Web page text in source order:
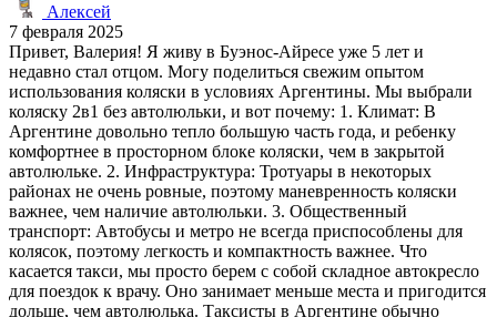
Алексей
7 февраля 2025
Привет, Валерия! Я живу в Буэнос-Айресе уже 5 лет и
недавно стал отцом. Могу поделиться свежим опытом
использования коляски в условиях Аргентины. Мы выбрали
коляску 2в1 без автолюльки, и вот почему: 1. Климат: В
Аргентине довольно тепло большую часть года, и ребенку
комфортнее в просторном блоке коляски, чем в закрытой
автолюльке. 2. Инфраструктура: Тротуары в некоторых
районах не очень ровные, поэтому маневренность коляски
важнее, чем наличие автолюльки. 3. Общественный
транспорт: Автобусы и метро не всегда приспособлены для
колясок, поэтому легкость и компактность важнее. Что
касается такси, мы просто берем с собой складное автокресло
для поездок к врачу. Оно занимает меньше места и пригодится
дольше, чем автолюлька. Таксисты в Аргентине обычно